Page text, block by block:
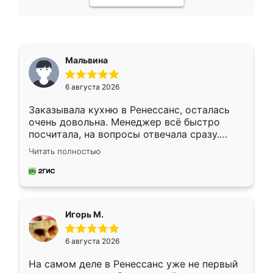
Мальвина
6 августа 2026
Заказывала кухню в Ренессанс, осталась
очень довольна. Менеджер всё быстро
посчитала, на вопросы отвечала сразу.
Замерщик приехал в субботу, подошёл к
делу со всей ответственностью. Собрали
за день, ребята работали аккуратно, даже
Читать полностью
Игорь М.
6 августа 2026
На самом деле в Ренессанс уже не первый